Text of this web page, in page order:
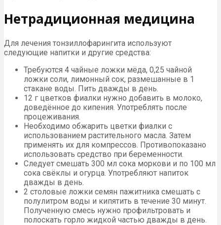
Нетрадиционная медицина
Для лечения тонзиллофарингита используют
следующие напитки и другие средства:
Требуются 4 чайные ложки мёда, 0,25 чайной
ложки соли, лимонный сок, размешанные в 1
стакане воды. Пить дважды в день.
12 г цветков фиалки нужно добавить в молоко,
доведённое до кипения. Употреблять после
процеживания.
Необходимо обжарить цветки фиалки с
использованием растительного масла. Затем
применять их для компрессов. Противопоказано
использовать средство при беременности.
Следует смешать 300 мл сока моркови и по 100 мл
сока свёклы и огурца. Употребляют напиток
дважды в день.
2 столовые ложки семян пажитника смешать с
полулитром воды и кипятить в течение 30 минут.
Полученную смесь нужно профильтровать и
полоскать горло жидкой частью дважды в день.